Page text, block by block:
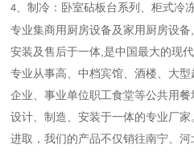
4、制冷：卧室砧板台系列、柜式冷
专业集商用厨房设备及家用厨房设备
安装及售后于一体 ,是中国最大的现
专业从事高、中档宾馆、酒楼、大
企业、事业单位职工食堂等公共用餐
设计、制造、安装于一体的专业厂
进取，我们的产品不仅销往南宁、河